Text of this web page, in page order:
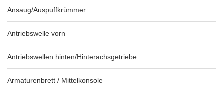
Ansaug/Auspuffkrümmer
Antriebswelle vorn
Antriebswellen hinten/Hinterachsgetriebe
Armaturenbrett / Mittelkonsole